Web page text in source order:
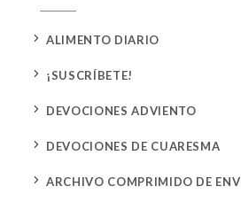
5 ALIMENTO DIARIO
5 ¡SUSCRÍBETE!
5 DEVOCIONES ADVIENTO
5 DEVOCIONES DE CUARESMA
5 ARCHIVO COMPRIMIDO DE